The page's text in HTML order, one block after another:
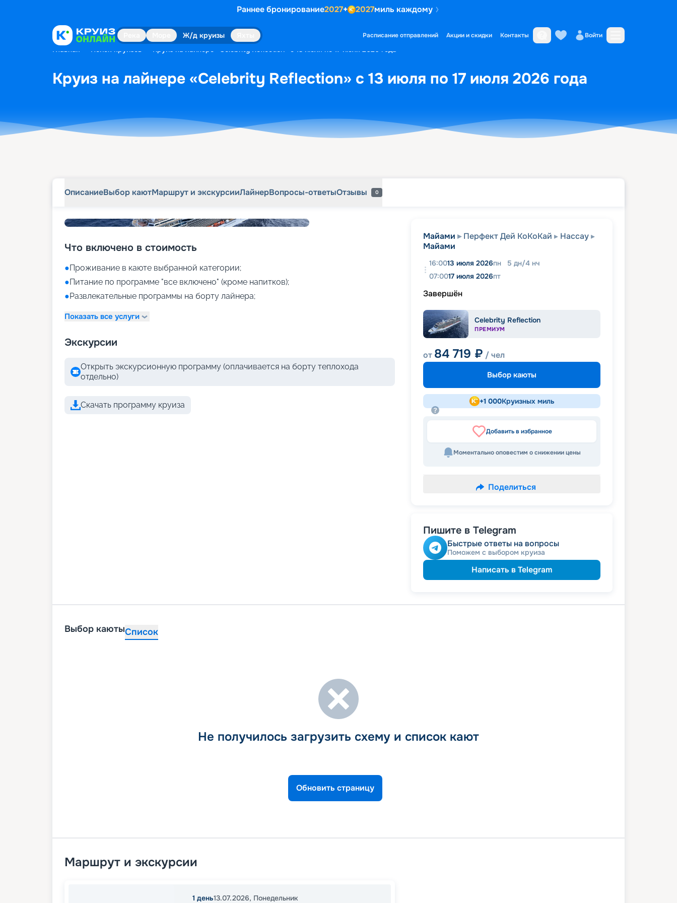
Раннее бронирование2027+ 2027миль каждому
Ж/д круизы Расписание отправлений Акции и скидки Контакты Войти
Главная Поиск круизов Круиз на лайнере «Celebrity Reflection» с 13 июля по 17 июля 2026 года
Круиз на лайнере «Celebrity Reflection» с 13 июля по 17 июля 2026 года
ОписаниеВыбор каютМаршрут и экскурсииЛайнерВопросы-ответыОтзывы 0
Что включено в стоимость
●Проживание в каюте выбранной категории;
●Питание по программе "все включено" (кроме напитков);
●Развлекательные программы на борту лайнера;
Показать все услуги
Экскурсии
Открыть экскурсионную программу (оплачивается на борту теплохода
отдельно)
Скачать программу круиза
Майами Перфект Дей КоКоКай
Нассау
Майами
16:0013 июля 2026пн 5 дн/4 нч
07:0017 июля 2026пт
Завершён
Celebrity Reflection
ПРЕМИУМ
от 84 719 ₽ / чел
Выбор каюты
+1 000Круизных миль
Добавить в избранное
Моментально оповестим о снижении цены
Поделиться
Пишите в Telegram
Быстрые ответы на вопросы
Поможем с выбором круиза
Написать в Telegram
Выбор каютыСписок
Не получилось загрузить схему и список кают
Обновить страницу
Маршрут и экскурсии
1 день13.07.2026, Понедельник